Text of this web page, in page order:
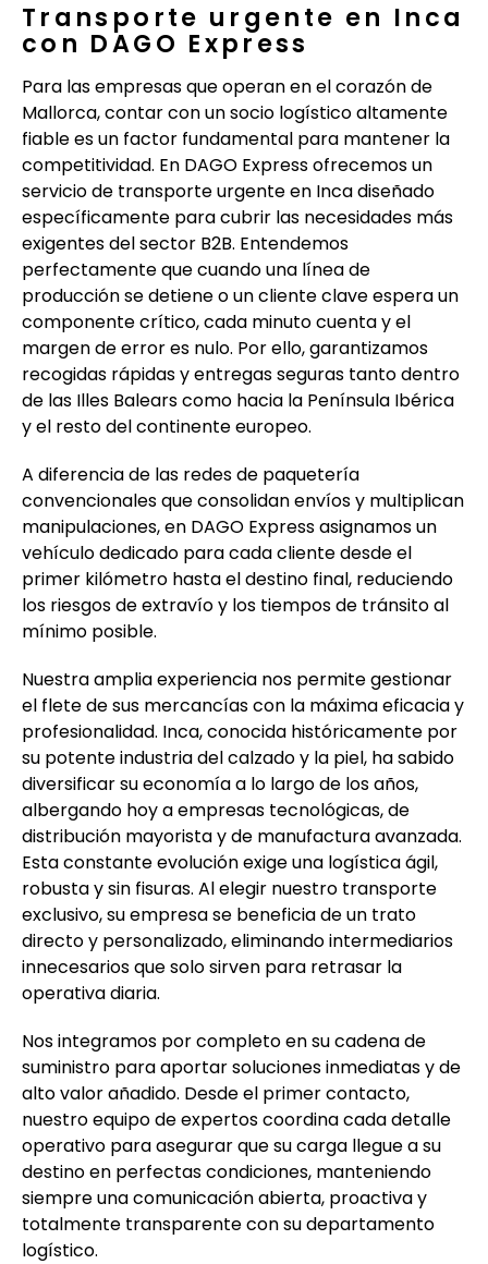
Transporte urgente en Inca
con DAGO Express
Para las empresas que operan en el corazón de
Mallorca, contar con un socio logístico altamente
fiable es un factor fundamental para mantener la
competitividad. En DAGO Express ofrecemos un
servicio de transporte urgente en Inca diseñado
específicamente para cubrir las necesidades más
exigentes del sector B2B. Entendemos
perfectamente que cuando una línea de
producción se detiene o un cliente clave espera un
componente crítico, cada minuto cuenta y el
margen de error es nulo. Por ello, garantizamos
recogidas rápidas y entregas seguras tanto dentro
de las Illes Balears como hacia la Península Ibérica
y el resto del continente europeo.
A diferencia de las redes de paquetería
convencionales que consolidan envíos y multiplican
manipulaciones, en DAGO Express asignamos un
vehículo dedicado para cada cliente desde el
primer kilómetro hasta el destino final, reduciendo
los riesgos de extravío y los tiempos de tránsito al
mínimo posible.
Nuestra amplia experiencia nos permite gestionar
el flete de sus mercancías con la máxima eficacia y
profesionalidad. Inca, conocida históricamente por
su potente industria del calzado y la piel, ha sabido
diversificar su economía a lo largo de los años,
albergando hoy a empresas tecnológicas, de
distribución mayorista y de manufactura avanzada.
Esta constante evolución exige una logística ágil,
robusta y sin fisuras. Al elegir nuestro transporte
exclusivo, su empresa se beneficia de un trato
directo y personalizado, eliminando intermediarios
innecesarios que solo sirven para retrasar la
operativa diaria.
Nos integramos por completo en su cadena de
suministro para aportar soluciones inmediatas y de
alto valor añadido. Desde el primer contacto,
nuestro equipo de expertos coordina cada detalle
operativo para asegurar que su carga llegue a su
destino en perfectas condiciones, manteniendo
siempre una comunicación abierta, proactiva y
totalmente transparente con su departamento
logístico.